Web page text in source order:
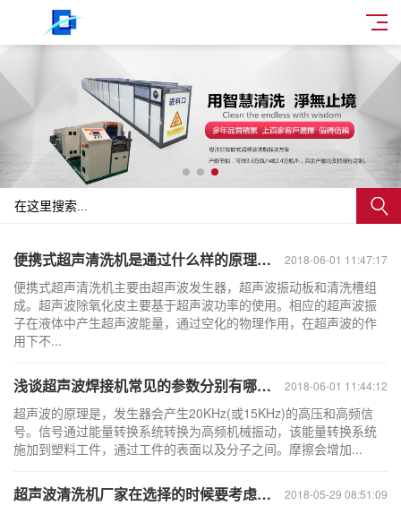
2018-06-01 11:47:17
便携式超声清洗机是通过什么样的原理来运作
便携式超声清洗机主要由超声波发生器，超声波振动板和清洗槽组
成。超声波除氧化皮主要基于超声波功率的使用。相应的超声波振
子在液体中产生超声波能量，通过空化的物理作用，在超声波的作
用下不...
2018-06-01 11:44:12
浅谈超声波焊接机常见的参数分别有哪四个
超声波的原理是，发生器会产生20KHz(或15KHz)的高压和高频信
号。信号通过能量转换系统转换为高频机械振动，该能量转换系统
施加到塑料工件，通过工件的表面以及分子之间。摩擦会增加...
2018-05-29 08:51:09
超声波清洗机厂家在选择的时候要考虑哪些因